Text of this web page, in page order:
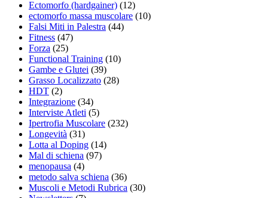
Ectomorfo (hardgainer) (12)
ectomorfo massa muscolare (10)
Falsi Miti in Palestra (44)
Fitness (47)
Forza (25)
Functional Training (10)
Gambe e Glutei (39)
Grasso Localizzato (28)
HDT (2)
Integrazione (34)
Interviste Atleti (5)
Ipertrofia Muscolare (232)
Longevità (31)
Lotta al Doping (14)
Mal di schiena (97)
menopausa (4)
metodo salva schiena (36)
Muscoli e Metodi Rubrica (30)